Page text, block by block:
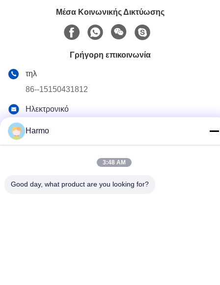
Μέσα Κοινωνικής Δικτύωσης
Γρήγορη επικοινωνία
τηλ
86--15150431812
Ηλεκτρονικό
Γουζόνγκ, πόλη Σουζόου, επαρχία Τζιανγκσού, Κίνα
Harmo
3:48 AM
Good day, what product are you looking for?